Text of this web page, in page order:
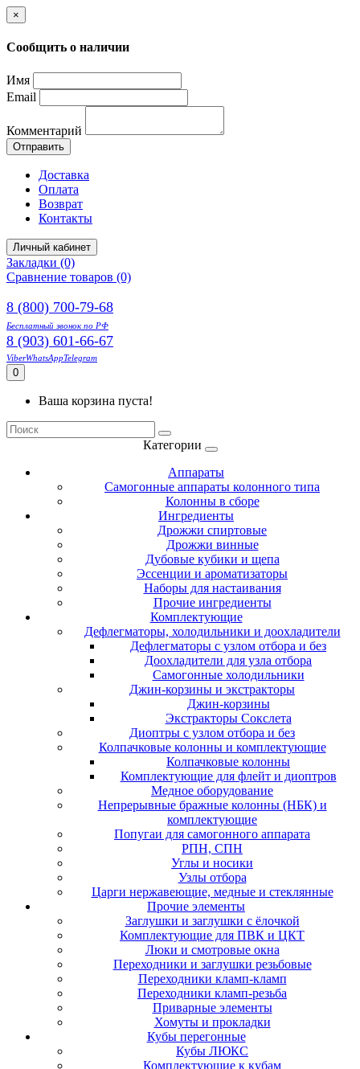
×
Сообщить о наличии
Имя
Email
Комментарий
Отправить
Доставка
Оплата
Возврат
Контакты
Личный кабинет
Закладки (0)
Сравнение товаров (0)
8 (800) 700-79-68
Бесплатный звонок по РФ
8 (903) 601-66-67
ViberWhatsAppTelegram
0
Ваша корзина пуста!
Категории
Аппараты
Самогонные аппараты колонного типа
Колонны в сборе
Ингредиенты
Дрожжи спиртовые
Дрожжи винные
Дубовые кубики и щепа
Эссенции и ароматизаторы
Наборы для настаивания
Прочие ингредиенты
Комплектующие
Дефлегматоры, холодильники и доохладители
Дефлегматоры с узлом отбора и без
Доохладители для узла отбора
Самогонные холодильники
Джин-корзины и экстракторы
Джин-корзины
Экстракторы Сокслета
Диоптры с узлом отбора и без
Колпачковые колонны и комплектующие
Колпачковые колонны
Комплектующие для флейт и диоптров
Медное оборудование
Непрерывные бражные колонны (НБК) и
комплектующие
Попугаи для самогонного аппарата
РПН, СПН
Углы и носики
Узлы отбора
Царги нержавеющие, медные и стеклянные
Прочие элементы
Заглушки и заглушки с ёлочкой
Комплектующие для ПВК и ЦКТ
Люки и смотровые окна
Переходники и заглушки резьбовые
Переходники кламп-кламп
Переходники кламп-резьба
Приварные элементы
Хомуты и прокладки
Кубы перегонные
Кубы ЛЮКС
Комплектующие к кубам